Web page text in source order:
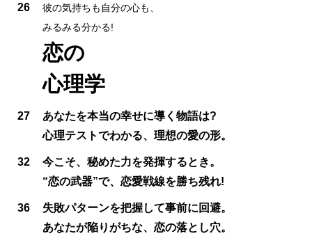
26
彼の気持ちも自分の心も、
みるみる分かる!
恋の
心理学
27
あなたを本当の幸せに導く物語は?
心理テストでわかる、理想の愛の形。
32
今こそ、秘めた力を発揮するとき。
“恋の武器”で、恋愛戦線を勝ち残れ!
36
失敗パターンを把握して事前に回避。
あなたが陥りがちな、恋の落とし穴。